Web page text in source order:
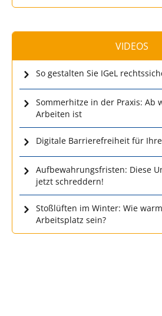
VIDEOS
So gestalten Sie IGeL
Sommerhitze in der Praxis: Ab
Arbeiten ist
Digitale Barrierefreiheit für
Aufbewahrungsfristen: Diese
jetzt schreddern!
Stoßlüften im Winter: Wie
Arbeitsplatz sein?